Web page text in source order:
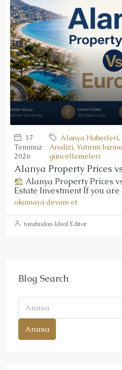
17
Temmuz
2026
Alanya Haberleri,
Analizi,Yatırım
güncellemeleri
Alanya Property Prices
Alanya Property Prices
Estate Investment If you are
okumaya devam et
tarafından Ideal Editor
Blog Search
Arama